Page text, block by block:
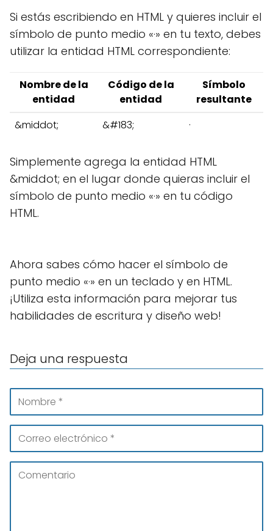
Si estás escribiendo en HTML y quieres incluir el
símbolo de punto medio «·» en tu texto, debes
utilizar la entidad HTML correspondiente:
Nombre de la
entidad
Código de la
entidad
Símbolo
resultante
&middot;
&#183; ·
Simplemente agrega la entidad HTML
&middot; en el lugar donde quieras incluir el
símbolo de punto medio «·» en tu código
HTML.
Ahora sabes cómo hacer el símbolo de
punto medio «·» en un teclado y en HTML.
¡Utiliza esta información para mejorar tus
habilidades de escritura y diseño web!
Deja una respuesta